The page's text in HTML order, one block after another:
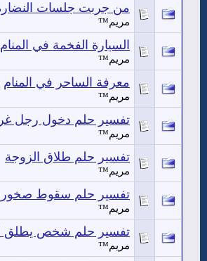
من جربت جلسات
مريم™
السيارة الفخمة في المنام
مريم™
معرفة الساحر في المنام
مريم™
تفسير حلم دخول رجل
مريم™
تفسير حلم طلاق الزوجة
مريم™
تفسير حلم سقوط صخور
مريم™
تفسير حلم شخص يطلق
مريم™